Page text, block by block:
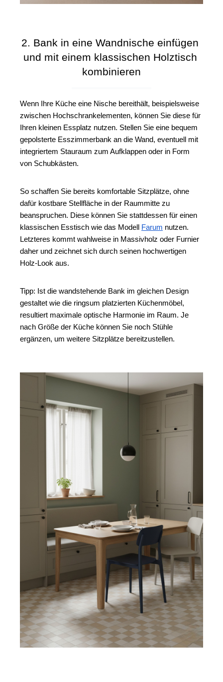
2. Bank in eine Wandnische einfügen
und mit einem klassischen Holztisch
kombinieren
Wenn Ihre Küche eine Nische bereithält, beispielsweise
zwischen Hochschrankelementen, können Sie diese für
Ihren kleinen Essplatz nutzen. Stellen Sie eine bequem
gepolsterte Esszimmerbank an die Wand, eventuell mit
integriertem Stauraum zum Aufklappen oder in Form
von Schubkästen.
So schaffen Sie bereits komfortable Sitzplätze, ohne
dafür kostbare Stellfläche in der Raummitte zu
beanspruchen. Diese können Sie stattdessen für einen
klassischen Esstisch wie das Modell
Farum nutzen.
Letzteres kommt wahlweise in Massivholz oder Furnier
daher und zeichnet sich durch seinen hochwertigen
Holz-Look aus.
Tipp: Ist die wandstehende Bank im gleichen Design
gestaltet wie die ringsum platzierten Küchenmöbel,
resultiert maximale optische Harmonie im Raum. Je
nach Größe der Küche können Sie noch Stühle
ergänzen, um weitere Sitzplätze bereitzustellen.